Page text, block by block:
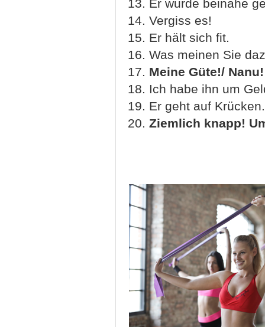
13. Er wurde beinahe
14. Vergiss es!
15. Er hält sich fit.
16. Was meinen Sie
17. Meine Güte!/
18. Ich habe ihn um
19. Er geht auf Krücken.
20. Ziemlich knapp!